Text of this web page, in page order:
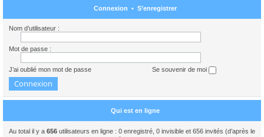
Connexion • S’enregistrer
Nom d’utilisateur :
Mot de passe :
J’ai oublié mon mot de passe Se souvenir de moi
Qui est en ligne
Au total il y a 656 utilisateurs en ligne : 0 enregistré, 0 invisible et 656 invités (d’après le